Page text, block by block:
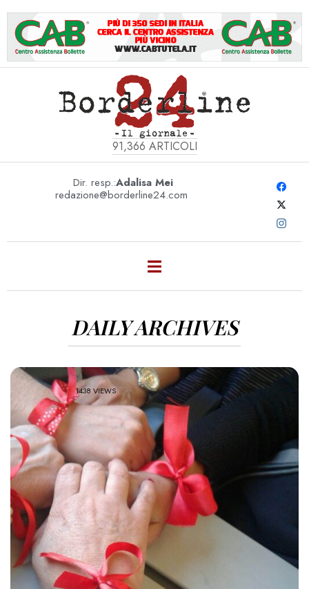
91,366 ARTICOLI
Dir. resp.:Adalisa Mei
redazione@borderline24.com
DAILY ARCHIVES
1438 VIEWS